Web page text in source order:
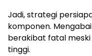
Jadi, strategi
komponen.
berakibat fatal
tinggi.